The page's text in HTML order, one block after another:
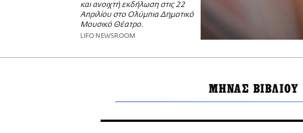
και ανοιχτή εκδήλωση στις 22
Απριλίου στο Ολύμπια Δημοτικό
Μουσικό Θέατρο.
LIFO NEWSROOM
ΜΗΝΑΣ ΒΙΒΛΙΟΥ